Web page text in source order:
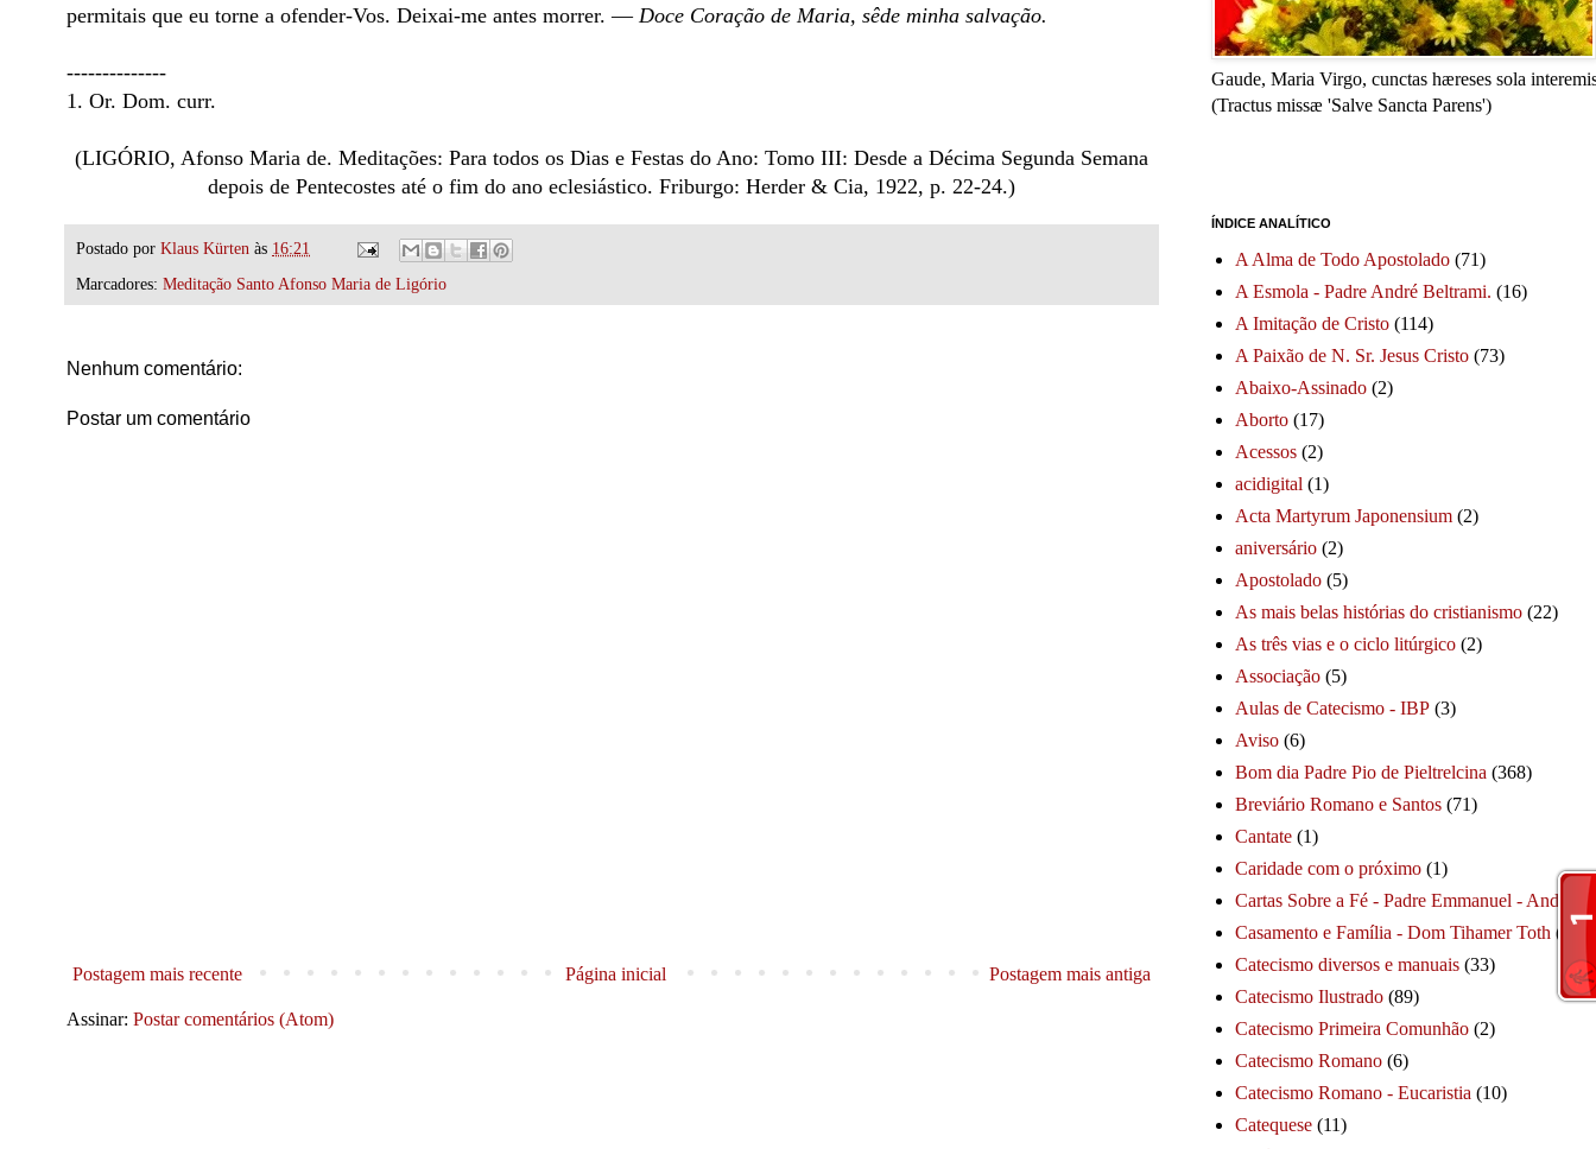
permitais que eu torne a ofender-Vos. Deixai-me antes morrer. —Doce Coração de Maria, sêde minha salvação.
--------------
1. Or. Dom. curr.
(LIGÓRIO, Afonso Maria de. Meditações: Para todos os Dias e Festas do Ano: Tomo III: Desde a Décima Segunda Semana
depois de Pentecostes até o fim do ano eclesiástico. Friburgo: Herder & Cia, 1922, p. 22-24.)
Postado por Klaus Kürten às 16:21
Marcadores: Meditação Santo Afonso Maria de Ligório
Nenhum comentário:
Postar um comentário
Postagem mais recente Postagem mais antiga
Página inicial
Assinar: Postar comentários (Atom)
Gaude, Maria Virgo, cunctas hæreses sola
(Tractus missæ 'Salve Sancta Parens')
ÍNDICE ANALÍTICO
A Alma de Todo Apostolado (71)
A Esmola - Padre André Beltrami. (16)
A Imitação de Cristo (114)
A Paixão de N. Sr. Jesus Cristo (73)
Abaixo-Assinado (2)
Aborto (17)
Acessos (2)
acidigital (1)
Acta Martyrum Japonensium (2)
aniversário (2)
Apostolado (5)
As mais belas histórias do cristianismo (22)
As três vias e o ciclo litúrgico (2)
Associação (5)
Aulas de Catecismo - IBP (3)
Aviso (6)
Bom dia Padre Pio de Pieltrelcina (368)
Breviário Romano e Santos (71)
Cantate (1)
Caridade com o próximo (1)
Cartas Sobre a Fé - Padre Emmanuel - André
Casamento e Família - Dom Tihamer Toth (115)
Catecismo diversos e manuais (33)
Catecismo Ilustrado (89)
Catecismo Primeira Comunhão (2)
Catecismo Romano (6)
Catecismo Romano - Eucaristia (10)
Catequese (11)